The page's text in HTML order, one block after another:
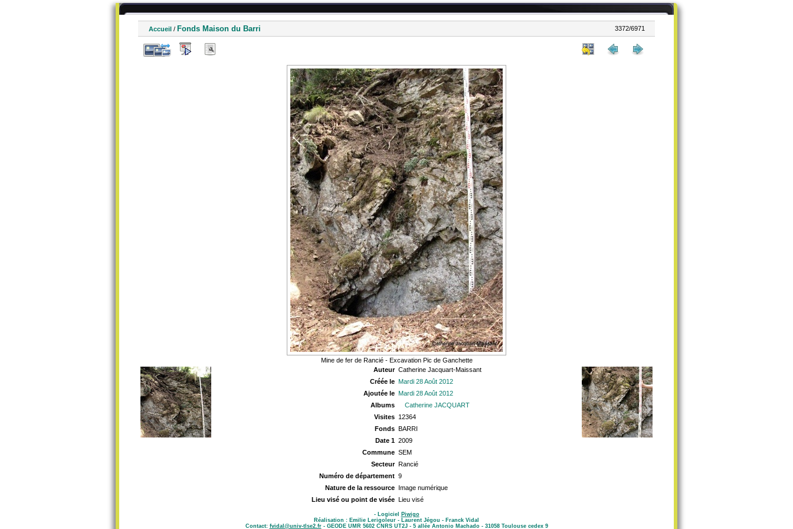
Accueil / Fonds Maison du Barri 3372/6971
Mine de fer de Rancié - Excavation Pic de Ganchette
Auteur Catherine Jacquart-Maissant
Créée le Mardi 28 Août 2012
Ajoutée le Mardi 28 Août 2012
Albums
Catherine JACQUART
Visites 12364
Fonds BARRI
Date 1 2009
Commune SEM
Secteur Rancié
Numéro de département 9
Nature de la ressource Image numérique
Lieu visé ou point de visée Lieu visé
- Logiciel
Piwigo
Réalisation : Emilie Lerigoleur - Laurent Jégou - Franck Vidal
Contact: fvidal@univ-tlse2.fr- GEODE UMR 5602 CNRS UT2J - 5 allée Antonio Machado - 31058 Toulouse cedex 9